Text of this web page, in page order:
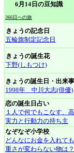
6月14日の豆知識
366日への旅
きょうの記念日
五輪旗制定記念日
きょうの誕生花
下野(しもつけ)
きょうの誕生日・出来事
1998年 中川大志(俳優)
恋の誕生日占い
１人で何でもこなす、
実力と行動力の持ち主
なぞなぞ小学校
どんなにお金を入れても
重さが変わらない物は？